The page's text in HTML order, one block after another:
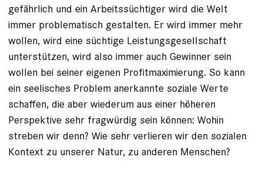
gefährlich und ein Arbeitssüchtiger wird die Welt
immer problematisch gestalten. Er wird immer mehr
wollen, wird eine süchtige Leistungsgesellschaft
unterstützen, wird also immer auch Gewinner sein
wollen bei seiner eigenen Profitmaximierung. So kann
ein seelisches Problem anerkannte soziale Werte
schaffen, die aber wiederum aus einer höheren
Perspektive sehr fragwürdig sein können: Wohin
streben wir denn? Wie sehr verlieren wir den sozialen
Kontext zu unserer Natur, zu anderen Menschen?